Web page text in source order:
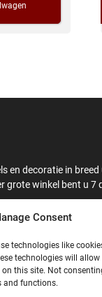
Consent
technologies like
technologies will
this site. Not
and functions.
en decoratie in
grote winkel bent u 7
op een liefdevolle
en afgewerkt met
en unieke
bars, barkrukken,